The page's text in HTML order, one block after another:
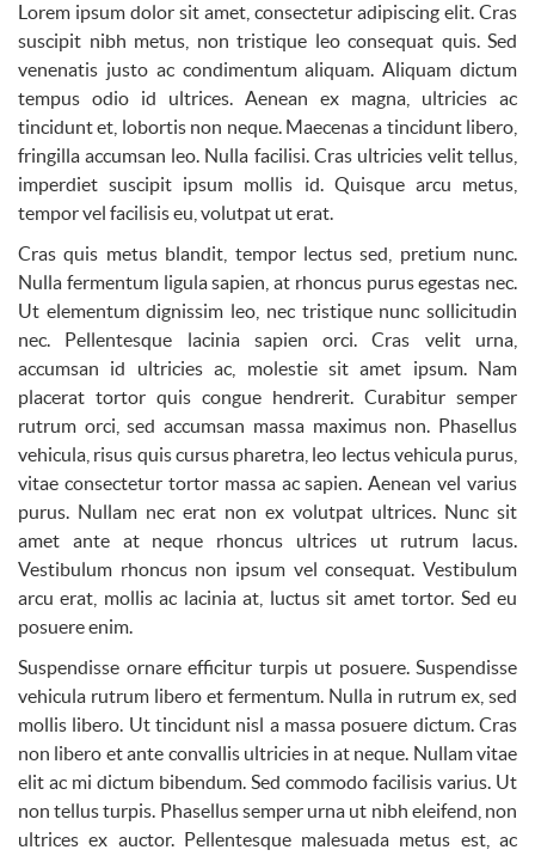
Lorem ipsum dolor sit amet, consectetur adipiscing elit. Cras
suscipit nibh metus, non tristique leo consequat quis. Sed
venenatis justo ac condimentum aliquam. Aliquam dictum
tempus odio id ultrices. Aenean ex magna, ultricies ac
tincidunt et, lobortis non neque. Maecenas a tincidunt libero,
fringilla accumsan leo. Nulla facilisi. Cras ultricies velit tellus,
imperdiet suscipit ipsum mollis id. Quisque arcu metus,
tempor vel facilisis eu, volutpat ut erat.
Cras quis metus blandit, tempor lectus sed, pretium nunc.
Nulla fermentum ligula sapien, at rhoncus purus egestas nec.
Ut elementum dignissim leo, nec tristique nunc sollicitudin
nec. Pellentesque lacinia sapien orci. Cras velit urna,
accumsan id ultricies ac, molestie sit amet ipsum. Nam
placerat tortor quis congue hendrerit. Curabitur semper
rutrum orci, sed accumsan massa maximus non. Phasellus
vehicula, risus quis cursus pharetra, leo lectus vehicula purus,
vitae consectetur tortor massa ac sapien. Aenean vel varius
purus. Nullam nec erat non ex volutpat ultrices. Nunc sit
amet ante at neque rhoncus ultrices ut rutrum lacus.
Vestibulum rhoncus non ipsum vel consequat. Vestibulum
arcu erat, mollis ac lacinia at, luctus sit amet tortor. Sed eu
posuere enim.
Suspendisse ornare efficitur turpis ut posuere. Suspendisse
vehicula rutrum libero et fermentum. Nulla in rutrum ex, sed
mollis libero. Ut tincidunt nisl a massa posuere dictum. Cras
non libero et ante convallis ultricies in at neque. Nullam vitae
elit ac mi dictum bibendum. Sed commodo facilisis varius. Ut
non tellus turpis. Phasellus semper urna ut nibh eleifend, non
ultrices ex auctor. Pellentesque malesuada metus est, ac